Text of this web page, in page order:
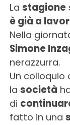
La stagione
è già a
Nella
Simone
nerazzurra.
Un colloquio
la società
di
fatto in una